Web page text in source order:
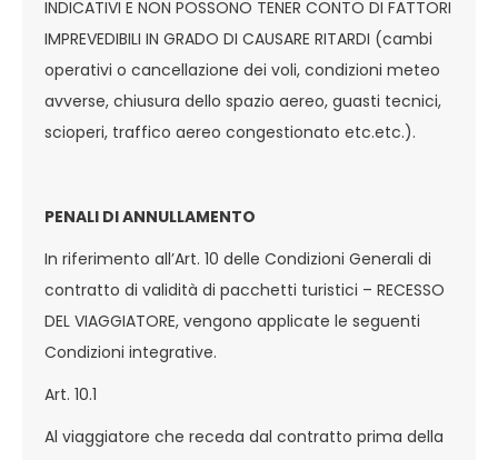
INDICATIVI E NON POSSONO TENER CONTO DI FATTORI
IMPREVEDIBILI IN GRADO DI CAUSARE RITARDI (cambi
operativi o cancellazione dei voli, condizioni meteo
avverse, chiusura dello spazio aereo, guasti tecnici,
scioperi, traffico aereo congestionato etc.etc.).
PENALI DI ANNULLAMENTO
In riferimento all’Art. 10 delle Condizioni Generali di
contratto di validità di pacchetti turistici – RECESSO
DEL VIAGGIATORE, vengono applicate le seguenti
Condizioni integrative.
Art. 10.1
Al viaggiatore che receda dal contratto prima della